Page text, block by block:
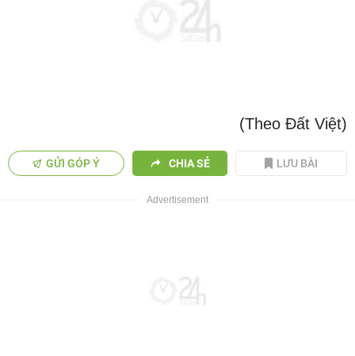
(Theo Đất Việt)
GỬI GÓP Ý CHIA SẺ LƯU BÀI